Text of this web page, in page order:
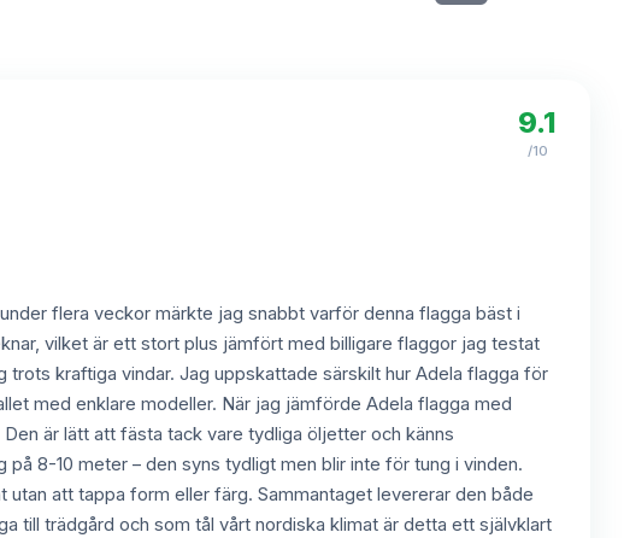
9.1
/10
flera veckor märkte jag snabbt varför denna flagga bäst i
vilket är ett stort plus jämfört med billigare flaggor jag testat
kraftiga vindar. Jag uppskattade särskilt hur Adela flagga för
med enklare modeller. När jag jämförde Adela flagga med
är lätt att fästa tack vare tydliga öljetter och känns
8-10 meter – den syns tydligt men blir inte för tung i vinden.
att tappa form eller färg. Sammantaget levererar den både
till trädgård och som tål vårt nordiska klimat är detta ett självklart